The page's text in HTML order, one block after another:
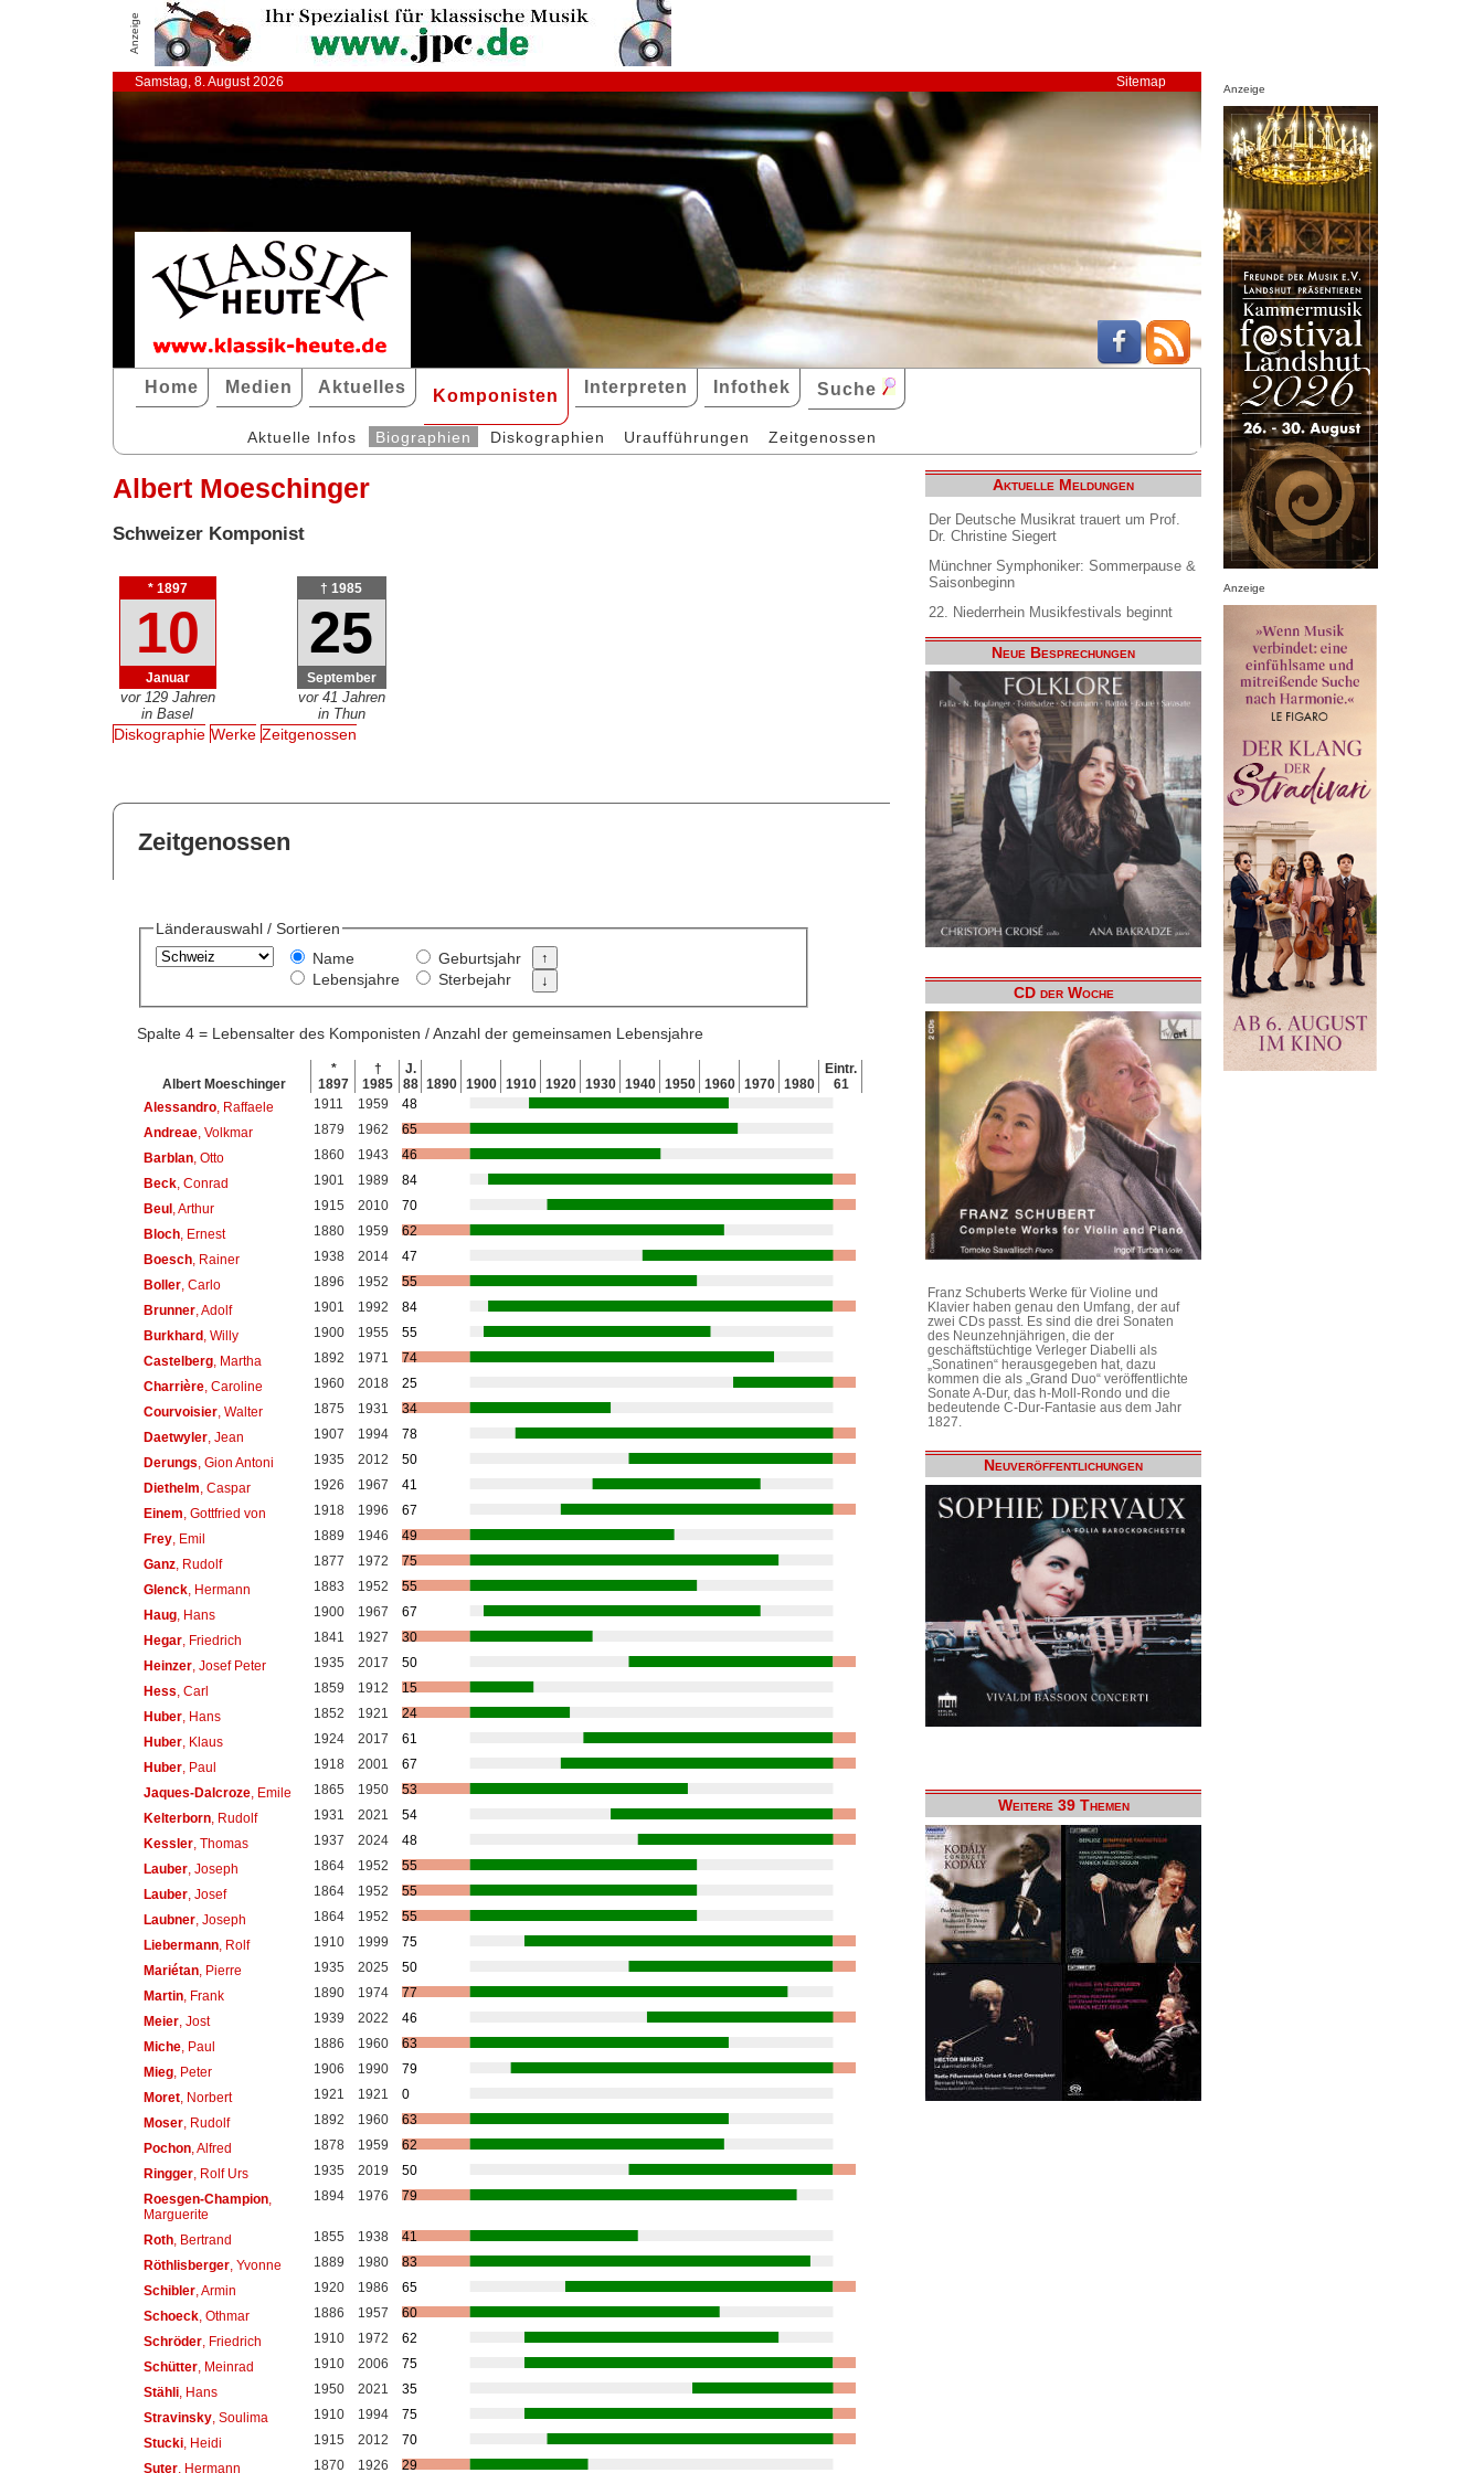
Anzeige
Samstag, 8. August 2026 Sitemap
Home Medien Aktuelles Komponisten Interpreten Infothek Suche
Aktuelle Infos Biographien Diskographien Uraufführungen Zeitgenossen
Albert Moeschinger
Schweizer Komponist
* 1897
10
Januar
vor 129 Jahren
in Basel
† 1985
25
September
vor 41 Jahren
in Thun
Diskographie Werke Zeitgenossen
Zeitgenossen
Länderauswahl / Sortieren
Name
Lebensjahre
Geburtsjahr
Sterbejahr
Spalte 4 = Lebensalter des Komponisten / Anzahl der gemeinsamen Lebensjahre
Albert Moeschinger
*
1897
†
1985
J.
88 1890 1900 1910 1920 1930 1940 1950 1960 1970 1980
Eintr.
61
Alessandro, Raffaele 1911 1959
48
Andreae, Volkmar 1879 1962
65
Barblan, Otto 1860 1943
46
Beck, Conrad 1901 1989
84
Beul, Arthur 1915 2010
70
Bloch, Ernest 1880 1959
62
Boesch, Rainer 1938 2014
47
Boller, Carlo 1896 1952
55
Brunner, Adolf 1901 1992
84
Burkhard, Willy 1900 1955
55
Castelberg, Martha 1892 1971
74
Charrière, Caroline 1960 2018
25
Courvoisier, Walter 1875 1931
34
Daetwyler, Jean 1907 1994
78
Derungs , Gion Antoni 1935 2012
50
Diethelm , Caspar 1926 1967
41
Einem , Gottfried von 1918 1996
67
Frey, Emil 1889 1946
49
Ganz, Rudolf 1877 1972
75
Glenck, Hermann 1883 1952
55
Haug, Hans 1900 1967
67
Hegar, Friedrich 1841 1927
30
Heinzer, Josef Peter 1935 2017
50
Hess , Carl 1859 1912
15
Huber, Hans 1852 1921
24
Huber, Klaus 1924 2017
61
Huber, Paul 1918 2001
67
Jaques-Dalcroze, Emile 1865 1950
53
Kelterborn, Rudolf 1931 2021
54
Kessler, Thomas 1937 2024
48
Lauber, Joseph 1864 1952
55
Lauber, Josef 1864 1952
55
Laubner, Joseph 1864 1952
55
Liebermann, Rolf 1910 1999
75
Mariétan, Pierre 1935 2025
50
Martin, Frank 1890 1974
77
Meier, Jost 1939 2022
46
Miche, Paul 1886 1960
63
Mieg, Peter 1906 1990
79
Moret, Norbert 1921 1921
0
Moser, Rudolf 1892 1960
63
Pochon, Alfred 1878 1959
62
Ringger, Rolf Urs 1935 2019
50
Roesgen-Champion,
Marguerite
1894 1976 79
Roth, Bertrand 1855 1938
41
Röthlisberger, Yvonne 1889 1980
83
Schibler, Armin 1920 1986
65
Schoeck, Othmar 1886 1957
60
Schröder, Friedrich 1910 1972
62
Schütter, Meinrad 1910 2006
75
Stähli, Hans 1950 2021
35
Stravinsky, Soulima 1910 1994
75
Stucki, Heidi 1915 2012
70
Suter, Hermann 1870 1926 29
Aktuelle Meldungen
Der Deutsche Musikrat trauert um Prof.
Dr. Christine Siegert
Münchner Symphoniker: Sommerpause &
Saisonbeginn
22. Niederrhein Musikfestivals beginnt
Neue Besprechungen
CD der Woche
Franz Schuberts Werke für Violine und
Klavier haben genau den Umfang, der auf
zwei CDs passt. Es sind die drei Sonaten
des Neunzehnjährigen, die der
geschäftstüchtige Verleger Diabelli als
„Sonatinen“ herausgegeben hat, dazu
kommen die als „Grand Duo“ veröffentlichte
Sonate A-Dur, das h-Moll-Rondo und die
bedeutende C-Dur-Fantasie aus dem Jahr
1827.
Neuveröffentlichungen
Weitere 39 Themen
Anzeige
Anzeige